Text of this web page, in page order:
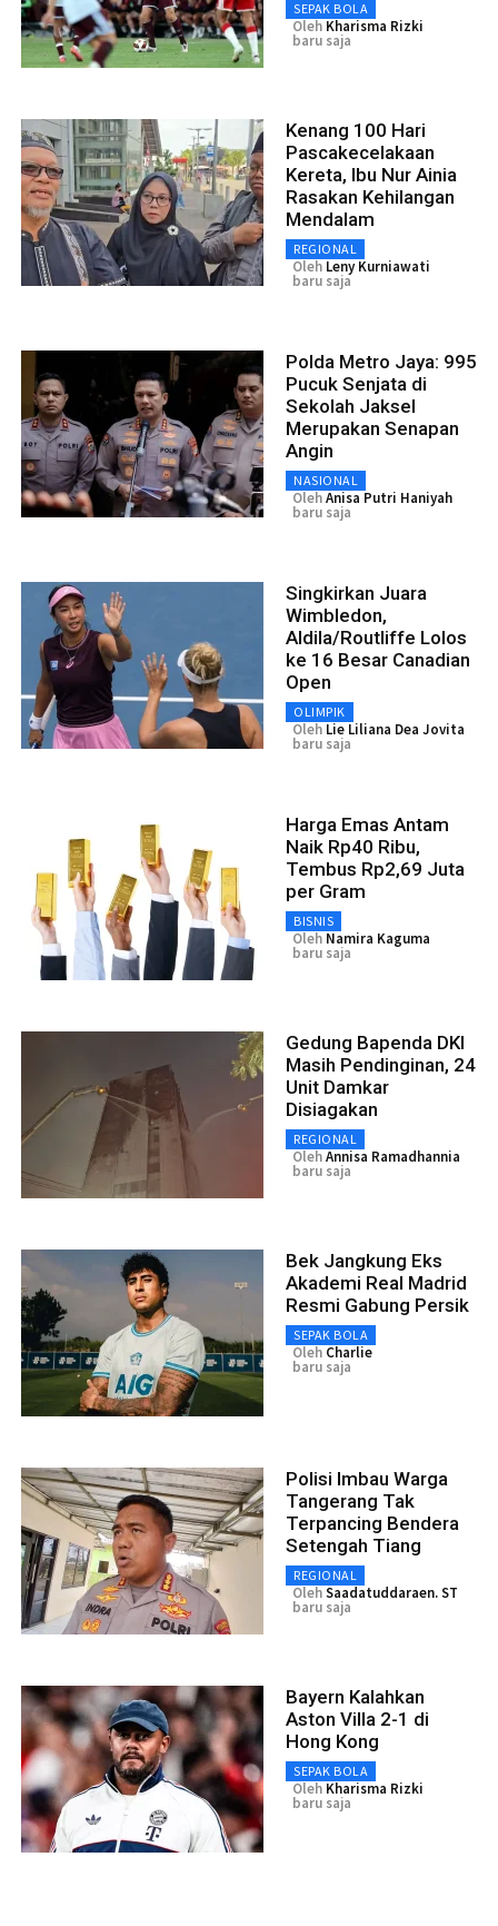
SEPAK BOLA
Oleh Kharisma Rizki
baru saja
Kenang 100 Hari
Pascakecelakaan
Kereta, Ibu Nur Ainia
Rasakan Kehilangan
Mendalam
REGIONAL
Oleh Leny Kurniawati
baru saja
Polda Metro Jaya: 995
Pucuk Senjata di
Sekolah Jaksel
Merupakan Senapan
Angin
NASIONAL
OlehAnisa Putri Haniyah
baru saja
Singkirkan Juara
Wimbledon,
Aldila/Routliffe Lolos
ke 16 Besar Canadian
Open
OLIMPIK
Oleh Lie Liliana Dea Jovita
baru saja
Harga Emas Antam
Naik Rp40 Ribu,
Tembus Rp2,69 Juta
per Gram
BISNIS
Oleh Namira Kaguma
baru saja
Gedung Bapenda DKI
Masih Pendinginan, 24
Unit Damkar
Disiagakan
REGIONAL
OlehAnnisa Ramadhannia
baru saja
Bek Jangkung Eks
Akademi Real Madrid
Resmi Gabung Persik
SEPAK BOLA
Oleh Charlie
baru saja
Polisi Imbau Warga
Tangerang Tak
Terpancing Bendera
Setengah Tiang
REGIONAL
OlehSaadatuddaraen. ST
baru saja
Bayern Kalahkan
Aston Villa 2-1 di
Hong Kong
SEPAK BOLA
Oleh Kharisma Rizki
baru saja